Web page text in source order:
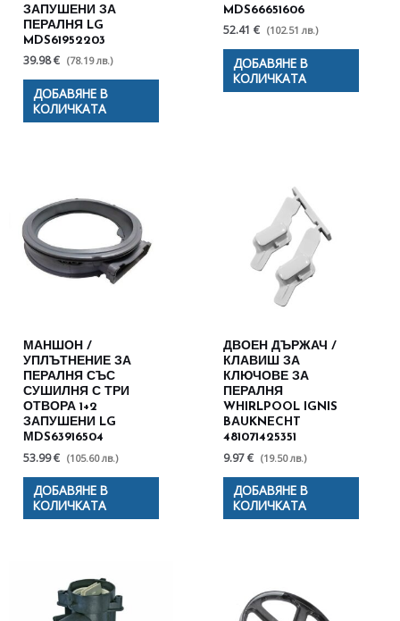
ЗАПУШЕНИ ЗА
ПЕРАЛНЯ LG
MDS61952203
39.98 € (78.19 лв.)
ДОБАВЯНЕ В
КОЛИЧКАТА
MDS66651606
52.41 € (102.51 лв.)
ДОБАВЯНЕ В
КОЛИЧКАТА
МАНШОН /
УПЛЪТНЕНИЕ ЗА
ПЕРАЛНЯ СЪС
СУШИЛНЯ С ТРИ
ОТВОРА 1+2
ЗАПУШЕНИ LG
МDS63916504
53.99 € (105.60 лв.)
ДОБАВЯНЕ В
КОЛИЧКАТА
ДВОЕН ДЪРЖАЧ /
КЛАВИШ ЗА
КЛЮЧОВЕ ЗА
ПЕРАЛНЯ
WHIRLPOOL IGNIS
BАUKNECHT
481071425351
9.97 € (19.50 лв.)
ДОБАВЯНЕ В
КОЛИЧКАТА